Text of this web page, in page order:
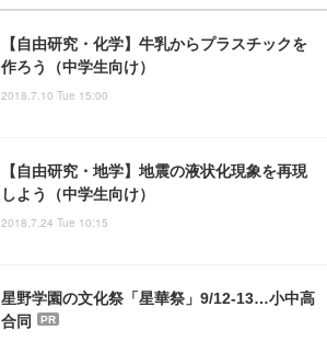
【自由研究・化学】牛乳からプラスチックを
作ろう（中学生向け）
2018.7.10 Tue 15:00
【自由研究・地学】地震の液状化現象を再現
しよう（中学生向け）
2018.7.24 Tue 10:15
星野学園の文化祭「星華祭」9/12-13…小中高
合同
PR